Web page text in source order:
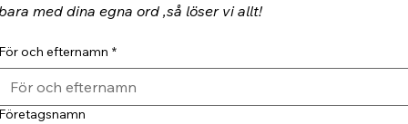
med dina egna ord ,så löser vi allt!
och efternamn *